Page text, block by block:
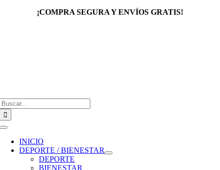
¡COMPRA SEGURA Y ENVÍOS GRATIS!
Toggle
Navigation
INICIO
DEPORTE / BIENESTAR
DEPORTE
BIENESTAR